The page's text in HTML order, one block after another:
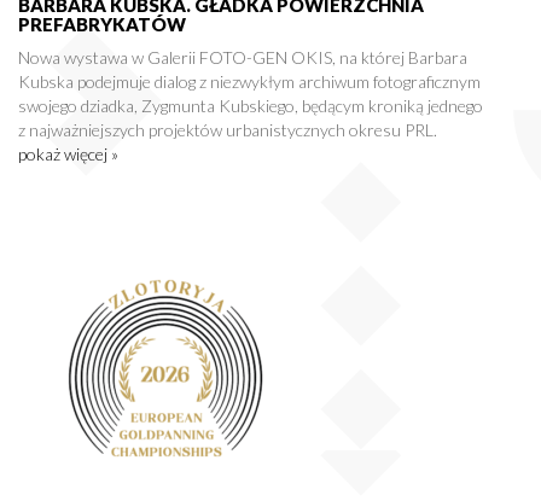
BARBARA KUBSKA. GŁADKA POWIERZCHNIA
PREFABRYKATÓW
Nowa wystawa w Galerii FOTO-GEN OKIS, na której Barbara
Kubska podejmuje dialog z niezwykłym archiwum fotograficznym
swojego dziadka, Zygmunta Kubskiego, będącym kroniką jednego
z najważniejszych projektów urbanistycznych okresu PRL.
pokaż więcej »